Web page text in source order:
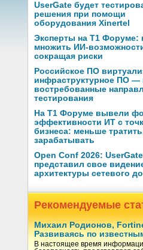
UserGate будет
решения при помощи
оборудования Xinertel
Эксперты на Т1 Форуме:
множить ИИ-
сокращая риски
Российское ПО
инфраструктурное ПО —
востребованные
тестирования
На Т1 Форуме вывели
эффективности ИТ с
бизнеса: меньше
зарабатывать
Open Conf 2026: UserGate
представил свое
архитектуры сетевого
Рекомендуемые
Михаил Родионов,
Развиваясь по
В настоящее время